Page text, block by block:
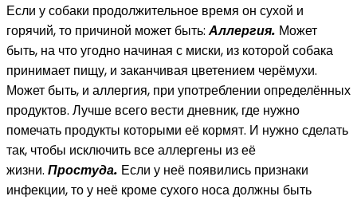
Если у собаки продолжительное время он сухой и
горячий, то причиной может быть:Аллергия. Может
быть, на что угодно начиная с миски, из которой собака
принимает пищу, и заканчивая цветением черёмухи.
Может быть, и аллергия, при употреблении определённых
продуктов. Лучше всего вести дневник, где нужно
помечать продукты которыми её кормят. И нужно сделать
так, чтобы исключить все аллергены из её
жизни. Простуда. Если у неё появились признаки
инфекции, то у неё кроме сухого носа должны быть